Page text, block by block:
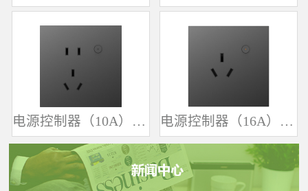
电源控制器（10A）-SK361 电源控制器（16A）-SK342